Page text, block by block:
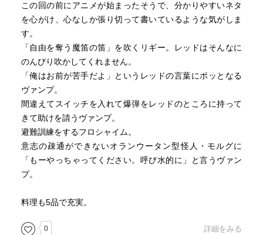
この回の前にアニメが始まったそうで、分かりやすいネタ
を心がけ、心なしか張り切って書いているような気がしま
す。
「自由を奪う魔笛の笛」を吹くリギー。レッドはそんなに
のんびり吹かしてくれません。
「俺はお前が苦手だよ」というレッドの言葉にポッとなる
ヴァンプ。
間違えてスイッチを入れて爆弾をレッドのところに持って
きて助けを請うヴァンプ。
避難訓練をするフロシャイム。
意志の疎通ができないオランウータン型怪人・モルグに
「もーやっちゃってください。呼び水的に」と言うヴァン
プ。
料理も5品で充実。
0 詳細をみる